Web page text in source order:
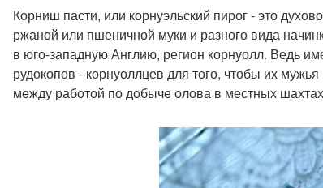
Пирог с курицей
Корниш пасти, или корнуэльский пирог - это
ржаной или пшеничной муки и разного вида
в юго-западную Англию, регион корнуолл. Ведь
рудокопов - корнуоллцев для того, чтобы их
между работой по добыче олова в местных